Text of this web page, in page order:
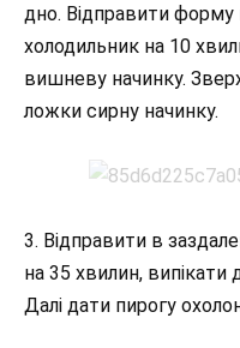
дно. Відправити
холодильник на 10
вишневу начинку.
ложки сирну начинку.
3. Відправити в
на 35 хвилин, випікати
Далі дати пирогу